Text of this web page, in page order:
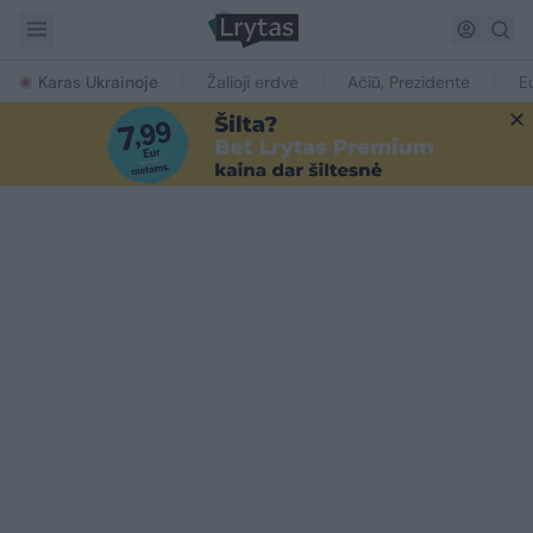
Karas Ukrainoje Žalioji erdvė Ačiū, Prezidente